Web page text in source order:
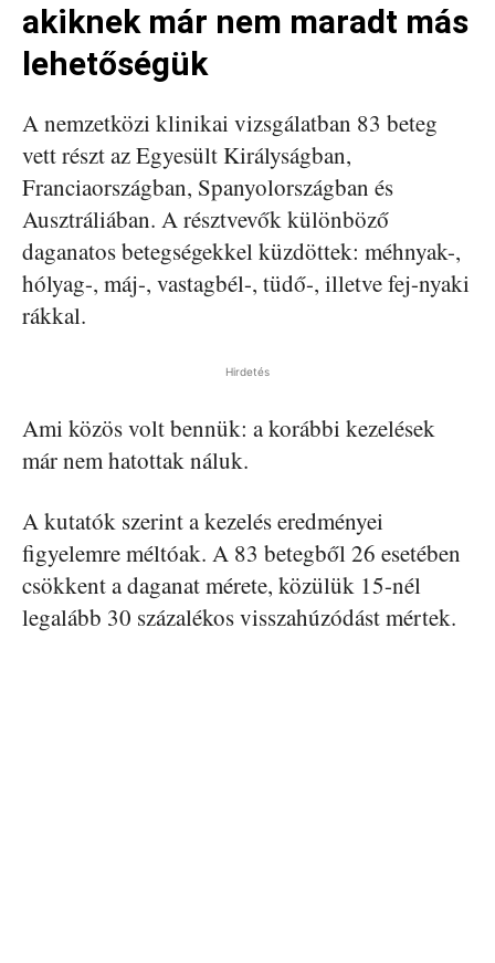
akiknek már nem maradt más
lehetőségük
A nemzetközi klinikai vizsgálatban 83 beteg
vett részt az Egyesült Királyságban,
Franciaországban, Spanyolországban és
Ausztráliában. A résztvevők különböző
daganatos betegségekkel küzdöttek: méhnyak-,
hólyag-, máj-, vastagbél-, tüdő-, illetve fej-nyaki
rákkal.
Hirdetés
Ami közös volt bennük: a korábbi kezelések
már nem hatottak náluk.
A kutatók szerint a kezelés eredményei
figyelemre méltóak. A 83 betegből 26 esetében
csökkent a daganat mérete, közülük 15-nél
legalább 30 százalékos visszahúzódást mértek.